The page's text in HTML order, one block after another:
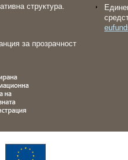
структура.
за прозрачност